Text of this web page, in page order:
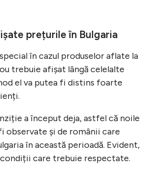
prețurile în Bulgaria
în cazul produselor aflate la
trebuie afișat lângă celelalte
el va putea fi distins foarte
a început deja, astfel că noile
observate și de românii care
în această perioadă. Evident,
care trebuie respectate.